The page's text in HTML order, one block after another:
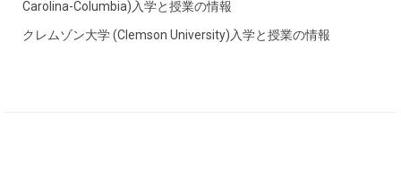
Carolina-Columbia)入学と授業の情報
クレムゾン大学 (Clemson University)入学と授業の情報